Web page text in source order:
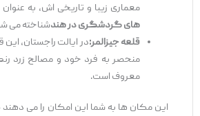
معماری زیبا و تاریخی ‌اش، به ‌عنوان
‌های گردشگری در هندشناخته می
قلعه جیزالمر:در ایالت راجستان، این
منحصر به فرد خود و مصالح زرد
معروف است.
این مکان ‌ها به شما این امکان را می‌ دهند